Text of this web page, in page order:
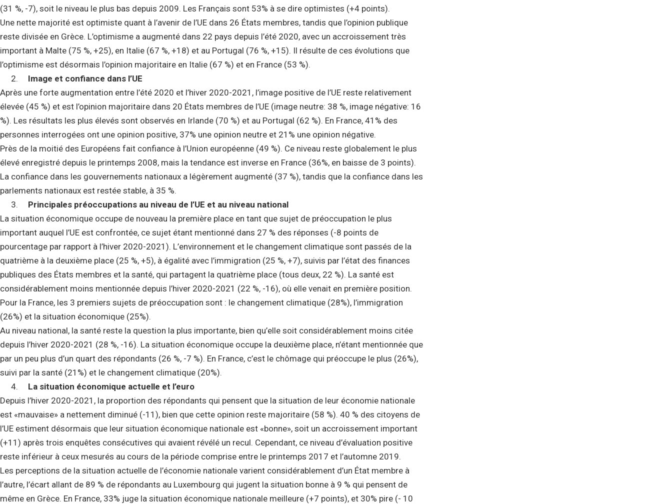
(31 %, -7), soit le niveau le plus bas depuis 2009. Les Français sont 53% à se dire optimistes (+4 points).
Une nette majorité est optimiste quant à l’avenir de l’UE dans 26 États membres, tandis que l’opinion publique
reste divisée en Grèce. L’optimisme a augmenté dans 22 pays depuis l’été 2020, avec un accroissement très
important à Malte (75 %, +25), en Italie (67 %, +18) et au Portugal (76 %, +15). Il résulte de ces évolutions que
l’optimisme est désormais l’opinion majoritaire en Italie (67 %) et en France (53 %).
Image et confiance dans l’UE
Après une forte augmentation entre l’été 2020 et l’hiver 2020-2021, l’image positive de l’UE reste relativement
élevée (45 %) et est l’opinion majoritaire dans 20 États membres de l’UE (image neutre: 38 %, image négative: 16
%). Les résultats les plus élevés sont observés en Irlande (70 %) et au Portugal (62 %). En France, 41% des
personnes interrogées ont une opinion positive, 37% une opinion neutre et 21% une opinion négative.
Près de la moitié des Européens fait confiance à l’Union européenne (49 %). Ce niveau reste globalement le plus
élevé enregistré depuis le printemps 2008, mais la tendance est inverse en France (36%, en baisse de 3 points).
La confiance dans les gouvernements nationaux a légèrement augmenté (37 %), tandis que la confiance dans les
parlements nationaux est restée stable, à 35 %.
Principales préoccupations au niveau de l’UE et au niveau national
La situation économique occupe de nouveau la première place en tant que sujet de préoccupation le plus
important auquel l’UE est confrontée, ce sujet étant mentionné dans 27 % des réponses (-8 points de
pourcentage par rapport à l’hiver 2020-2021). L’environnement et le changement climatique sont passés de la
quatrième à la deuxième place (25 %, +5), à égalité avec l’immigration (25 %, +7), suivis par l’état des finances
publiques des États membres et la santé, qui partagent la quatrième place (tous deux, 22 %). La santé est
considérablement moins mentionnée depuis l’hiver 2020-2021 (22 %, -16), où elle venait en première position.
Pour la France, les 3 premiers sujets de préoccupation sont : le changement climatique (28%), l’immigration
(26%) et la situation économique (25%).
Au niveau national, la santé reste la question la plus importante, bien qu’elle soit considérablement moins citée
depuis l’hiver 2020-2021 (28 %, -16). La situation économique occupe la deuxième place, n’étant mentionnée que
par un peu plus d’un quart des répondants (26 %, -7 %). En France, c’est le chômage qui préoccupe le plus (26%),
suivi par la santé (21%) et le changement climatique (20%).
La situation économique actuelle et l’euro
Depuis l’hiver 2020-2021, la proportion des répondants qui pensent que la situation de leur économie nationale
est «mauvaise» a nettement diminué (-11), bien que cette opinion reste majoritaire (58 %). 40 % des citoyens de
l’UE estiment désormais que leur situation économique nationale est «bonne», soit un accroissement important
(+11) après trois enquêtes consécutives qui avaient révélé un recul. Cependant, ce niveau d’évaluation positive
reste inférieur à ceux mesurés au cours de la période comprise entre le printemps 2017 et l’automne 2019.
Les perceptions de la situation actuelle de l’économie nationale varient considérablement d’un État membre à
l’autre, l’écart allant de 89 % de répondants au Luxembourg qui jugent la situation bonne à 9 % qui pensent de
même en Grèce. En France, 33% juge la situation économique nationale meilleure (+7 points), et 30% pire (- 10